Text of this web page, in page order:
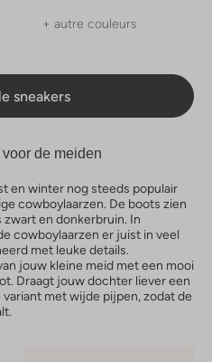
+ autre couleurs
sneakers
de meiden
en winter nog steeds populair
cowboylaarzen. De boots zien
zwart en donkerbruin. In
cowboylaarzen er juist in veel
met leuke details.
jouw kleine meid met een mooi
Draagt jouw dochter liever een
met wijde pijpen, zodat de